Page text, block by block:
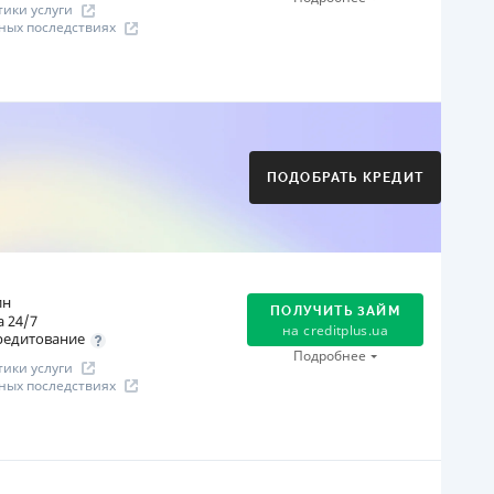
услуги
последствиях
Через терминалы самообслуживания
переоформлена 21.03.2024 г.
ПОДОБРАТЬ КРЕДИТ
24/7
услуги
последствиях
ПОЛУЧИТЬ ЗАЙМ
на creditplus.ua
Подробнее